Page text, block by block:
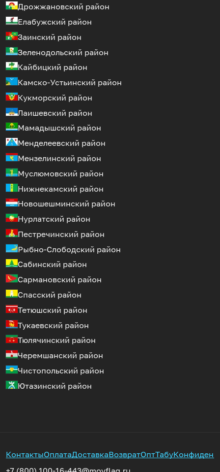
Дрожжановский район
Елабужский район
Заинский район
Зеленодольский район
Кайбицкий район
Камско-Устьинский район
Кукморский район
Лаишевский район
Мамадышский район
Менделеевский район
Мензелинский район
Муслюмовский район
Нижнекамский район
Новошешминский район
Нурлатский район
Пестречинский район
Рыбно-Слободский район
Сабинский район
Сармановский район
Спасский район
Тетюшский район
Тукаевский район
Тюлячинский район
Черемшанский район
Чистопольский район
Ютазинский район
КонтактыОплатаДоставкаВозвратОптТабу